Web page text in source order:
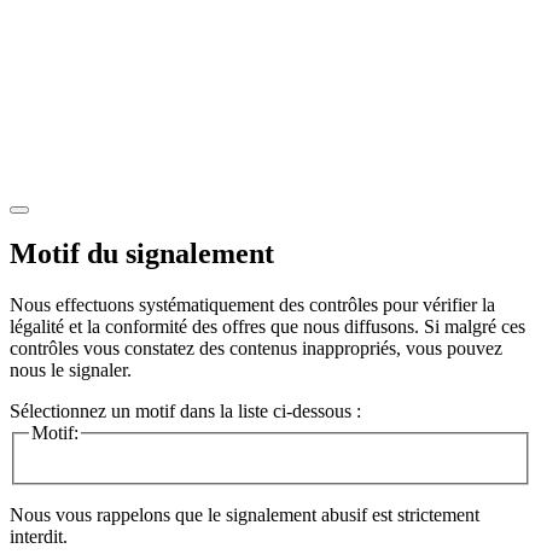
Motif du signalement
Nous effectuons systématiquement des contrôles pour vérifier la
légalité et la conformité des offres que nous diffusons. Si malgré ces
contrôles vous constatez des contenus inappropriés, vous pouvez
nous le signaler.
Sélectionnez un motif dans la liste ci-dessous :
Motif:
Nous vous rappelons que le signalement abusif est strictement
interdit.